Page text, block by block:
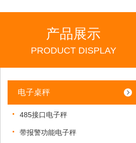
产品展示
PRODUCT DISPLAY
电子桌秤
485接口电子秤
带报警功能电子秤